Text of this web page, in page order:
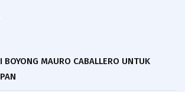
BOYONG MAURO CABALLERO UNTUK